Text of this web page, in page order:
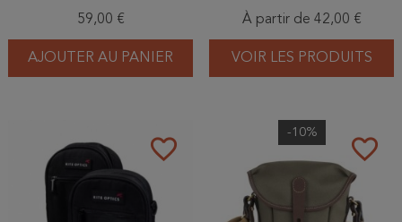
59,00 €
AJOUTER AU PANIER
À partir de 42,00 €
VOIR LES PRODUITS
favorite_border favorite_border
-10%